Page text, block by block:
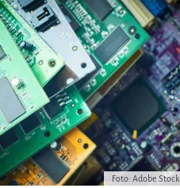
Foto: Adobe Stock